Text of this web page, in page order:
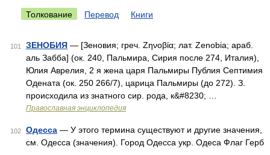
Толкование Перевод Книги
101 ЗЕНОБИЯ — [Зеновия; греч. Ζηνοβία; лат. Zenobia; араб.
аль Забба] (ок. 240, Пальмира, Сирия после 274, Италия),
Юлия Аврелия, 2 я жена царя Пальмиры Публия Септимия
Одената (ок. 250 266/7), царица Пальмиры (до 272). З.
происходила из знатного сир. рода, к&#8230; …
Православная энциклопедия
102 Одесса — У этого термина существуют и другие значения,
см. Одесса (значения). Город Одесса укр. Одеса Флаг Герб